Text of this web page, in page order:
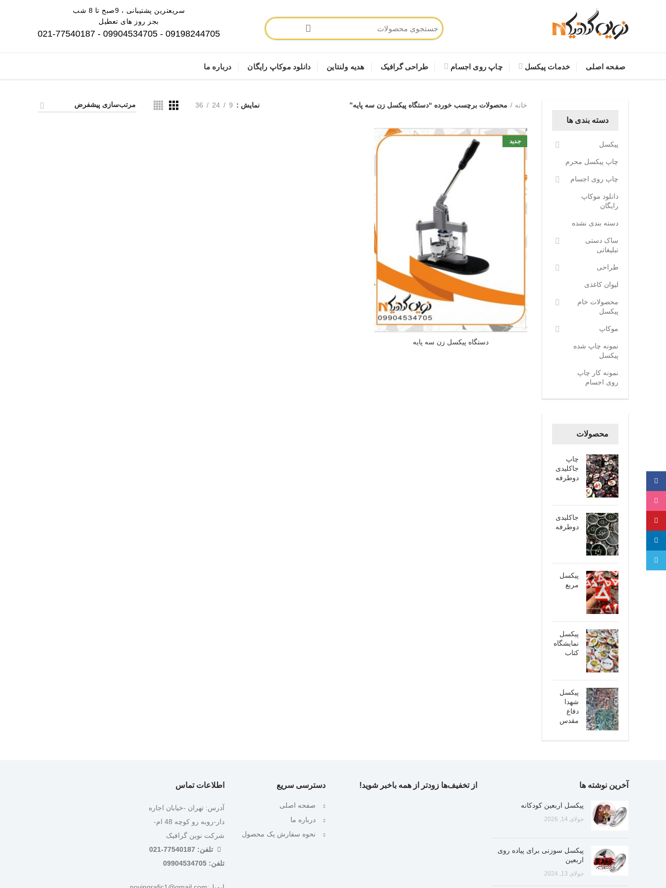
سریعترین پشتیبانی ، 9صبح تا 8 شب
بجز روز های تعطیل
09198244705 - 09904534705 - 021-77540187
صفحه اصلی خدمات پیکسل چاپ روی اجسام طراحی گرافیک هدیه ولنتاین دانلود موکاپ رایگان درباره ما
خانه محصولات برچسب خورده “دستگاه پیکسل زن سه پایه” نمایش 9
24
36
جدید
دستگاه پیکسل زن سه پایه
دسته بندی ها
پیکسل
چاپ پیکسل محرم
چاپ روی اجسام
دانلود موکاپ
رایگان
دسته بندی نشده
ساک دستی
تبلیغاتی
طراحی
لیوان کاغذی
محصولات خام
پیکسل
موکاپ
نمونه چاپ شده
پیکسل
نمونه کار چاپ
روی اجسام
محصولات
چاپ
جاکلیدی
دوطرفه
جاکلیدی
دوطرفه
پیکسل
مربع
پیکسل
نمایشگاه
کتاب
پیکسل
شهدا
دفاع
مقدس
آخرین نوشته ها
پیکسل اربعین کودکانه
جولای 14, 2026
پیکسل سوزنی برای پیاده روی
اربعین
جولای 13, 2024
از تخفیف‌ها زودتر از همه باخبر شوید! دسترسی سریع
صفحه اصلی
درباره ما
نحوه سفارش یک محصول
اطلاعات تماس
آدرس: تهران -خیابان اجاره
دار-روبه رو کوچه 48 ام-
شرکت نوین گرافیک
تلفن: 77540187-021
تلفن: 09904534705
فیسبوک
اینستاگرام
پینترست
لینکدین
تلگرام